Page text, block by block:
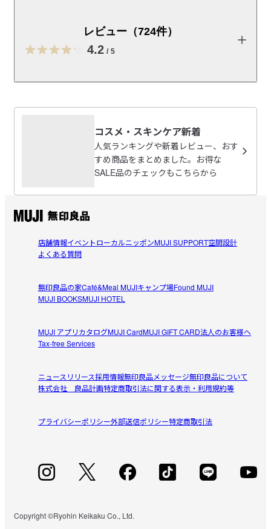
※ご好評の為、再入荷通知後に、お品切れになることがござい
ます。ご了承くださいませ。
詰替えパウチ用吊り下げノズルの液垂れについて
店舗受け取り可・コンビニ受け取り可
レビュー（724件）
4.2 / 5
エージェントP
片手でも簡単に使えて便利でした！他で買うよりもお手軽
価格でありがたいです！
参考になった（0人）
2026/08/08
YouTubeで見たのをきっかけに購入しました
名も無き家事が1つ減る！
りんごばなな
2026/08/07
容器を洗う手間からの解放
すが、これを使ってみたら容器を洗う手間からの解放が想
すべてのレビューを見る 閉じる
コスメ・スキンケア新着
人気ランキングや新着レビュー、おす
すめ商品をまとめました。お得な
SALE品のチェックもこちらから
店舗情報イベントローカルニッポンMUJI SUPPORT空間設計
よくある質問
無印良品の家Café&Meal MUJIキャンプ場Found MUJI
MUJI BOOKSMUJI HOTEL
MUJI アプリカタログMUJI CardMUJI GIFT CARD法人のお客様へ
Tax-free Services
ニュースリリース採用情報無印良品メッセージ無印良品について
株式会社 良品計画特定商取引法に関する表示・利用規約等
プライバシーポリシー外部送信ポリシー特定商取引法
Copyright ©Ryohin Keikaku Co., Ltd.